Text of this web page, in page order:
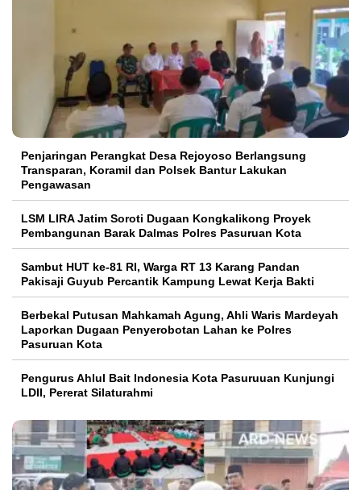
Penjaringan Perangkat Desa Rejoyoso Berlangsung
Transparan, Koramil dan Polsek Bantur Lakukan
Pengawasan
LSM LIRA Jatim Soroti Dugaan Kongkalikong Proyek
Pembangunan Barak Dalmas Polres Pasuruan Kota
Sambut HUT ke-81 RI, Warga RT 13 Karang Pandan
Pakisaji Guyub Percantik Kampung Lewat Kerja Bakti
Berbekal Putusan Mahkamah Agung, Ahli Waris Mardeyah
Laporkan Dugaan Penyerobotan Lahan ke Polres
Pasuruan Kota
Pengurus Ahlul Bait Indonesia Kota Pasuruuan Kunjungi
LDII, Pererat Silaturahmi